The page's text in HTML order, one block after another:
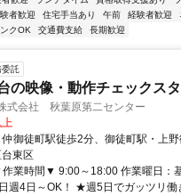
者歓迎 住宅手当あり 午前 経験者歓迎
クOK 交通費支給 長期歓迎
託
の映像・動作チェックス
式会社 秋葉原第二センター
上
御徒町駅徒歩2分、御徒町駅・上
東区
業時間▼ 9:00～18:00 作業曜日：
週4日～OK！ ★週5日でガッツリ